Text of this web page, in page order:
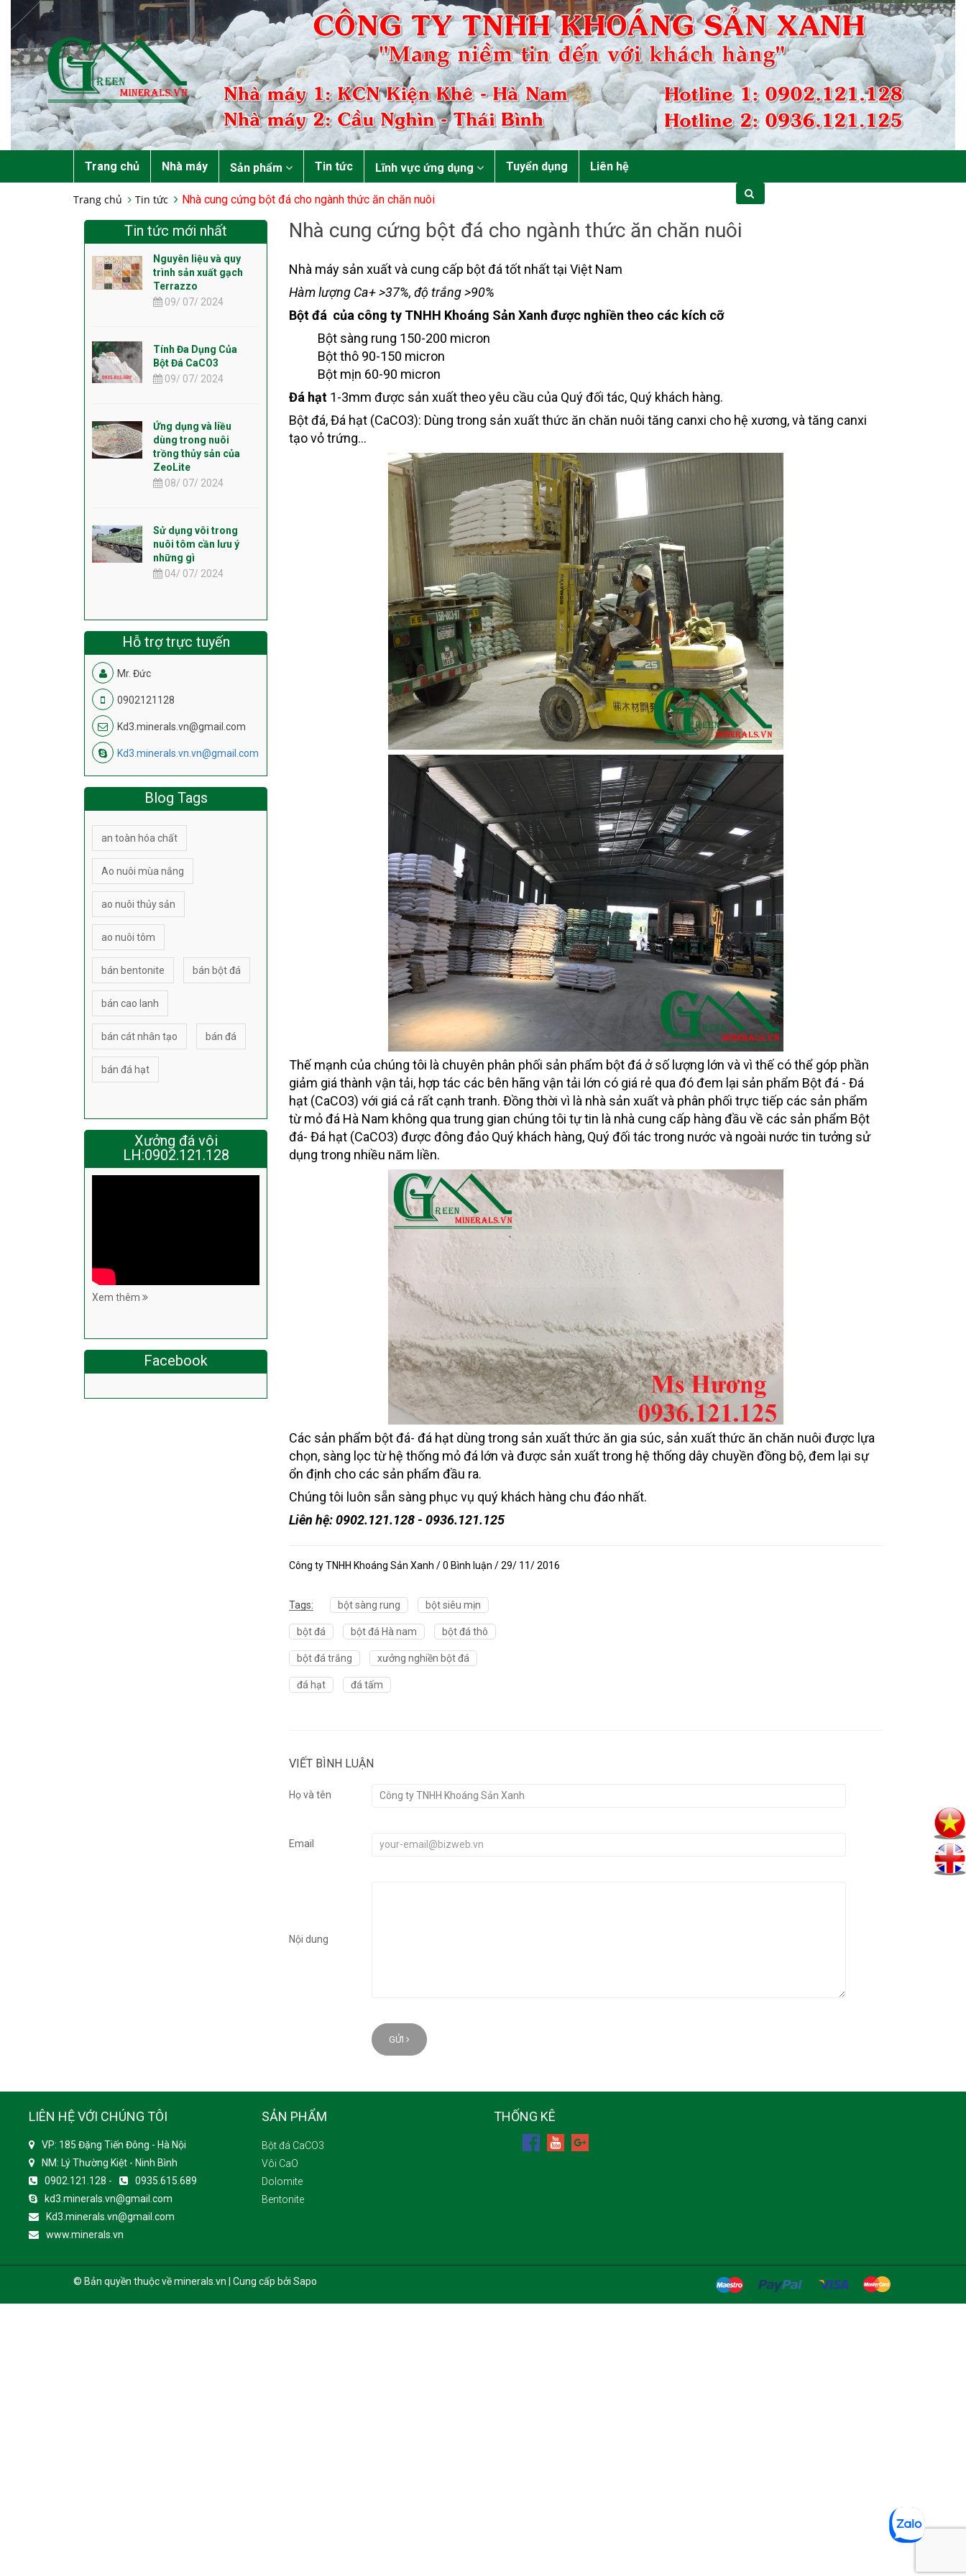
Trang chủ Nhà máy Sản phẩm Tin tức Lĩnh vực ứng dụng Tuyển dụng Liên hệ
Trang chủ Tin tức Nhà cung cứng bột đá cho ngành thức ăn chăn nuôi
Nhà cung cứng bột đá cho ngành thức ăn chăn nuôi
Nhà máy sản xuất và cung cấp bột đá tốt nhất tại Việt Nam
Hàm lượng Ca+ >37%, độ trắng >90%
Bột đá của công ty TNHH Khoáng Sản Xanh được nghiền theo các kích cỡ
Bột sàng rung 150-200 micron
Bột thô 90-150 micron
Bột mịn 60-90 micron
Đá hạt 1-3mm được sản xuất theo yêu cầu của Quý đối tác, Quý khách hàng.
Bột đá, Đá hạt (CaCO3): Dùng trong sản xuất thức ăn chăn nuôi tăng canxi cho hệ xương, và tăng canxi
tạo vỏ trứng...
Thế mạnh của chúng tôi là chuyên phân phối sản phẩm bột đá ở số lượng lớn và vì thế có thể góp phần
giảm giá thành vận tải, hợp tác các bên hãng vận tải lớn có giá rẻ qua đó đem lại sản phẩm Bột đá - Đá
hạt (CaCO3) với giá cả rất cạnh tranh. Đồng thời vì là nhà sản xuất và phân phối trực tiếp các sản phẩm
từ mỏ đá Hà Nam không qua trung gian chúng tôi tự tin là nhà cung cấp hàng đầu về các sản phẩm Bột
đá- Đá hạt (CaCO3) được đông đảo Quý khách hàng, Quý đối tác trong nước và ngoài nước tin tưởng sử
dụng trong nhiều năm liền.
Các sản phẩm bột đá- đá hạt dùng trong sản xuất thức ăn gia súc, sản xuất thức ăn chăn nuôi được lựa
chọn, sàng lọc từ hệ thống mỏ đá lớn và được sản xuất trong hệ thống dây chuyền đồng bộ, đem lại sự
ổn định cho các sản phẩm đầu ra.
Chúng tôi luôn sẵn sàng phục vụ quý khách hàng chu đáo nhất.
Liên hệ: 0902.121.128 - 0936.121.125
Công ty TNHH Khoáng Sản Xanh / 0 Bình luận / 29/ 11/ 2016
Tags: bột sàng rung bột siêu mịn
bột đá bột đá Hà nam bột đá thô
bột đá trắng xưởng nghiền bột đá
đá hạt đá tấm
VIẾT BÌNH LUẬN
Họ và tên
Email
Nội dung
GỬI
Tin tức mới nhất
Nguyên liệu và quy
trình sản xuất gạch
Terrazzo
09/ 07/ 2024
Tính Đa Dụng Của
Bột Đá CaCO3
09/ 07/ 2024
Ứng dụng và liều
dùng trong nuôi
trồng thủy sản của
ZeoLite
08/ 07/ 2024
Sử dụng vôi trong
nuôi tôm cần lưu ý
những gì
04/ 07/ 2024
Hỗ trợ trực tuyến
Mr. Đức
0902121128
Kd3.minerals.vn@gmail.com
Kd3.minerals.vn.vn@gmail.com
Blog Tags
an toàn hóa chất
Ao nuôi mùa nắng
ao nuôi thủy sản
ao nuôi tôm
bán bentonite bán bột đá
bán cao lanh
bán cát nhân tạo bán đá
bán đá hạt
Xưởng đá vôi
LH:0902.121.128
Xem thêm
Facebook
LIÊN HỆ VỚI CHÚNG TÔI
VP: 185 Đặng Tiến Đông - Hà Nội
NM: Lý Thường Kiệt - Ninh Bình
0902.121.128 -
0935.615.689
kd3.minerals.vn@gmail.com
Kd3.minerals.vn@gmail.com
www.minerals.vn
SẢN PHẨM
Bột đá CaCO3
Vôi CaO
Dolomite
Bentonite
THỐNG KÊ
© Bản quyền thuộc về minerals.vn | Cung cấp bởi Sapo